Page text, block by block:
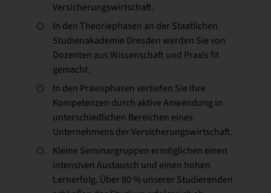
Versicherungswirtschaft.
In den Theoriephasen an der Staatlichen
Studienakademie Dresden werden Sie von
Dozenten aus Wissenschaft und Praxis fit
gemacht.
In den Praxisphasen vertiefen Sie Ihre
Kompetenzen durch aktive Anwendung in
unterschiedlichen Bereichen eines
Unternehmens der Versicherungswirtschaft.
Kleine Seminargruppen ermöglichen einen
intensiven Austausch und einen hohen
Lernerfolg. Über 80 % unserer Studierenden